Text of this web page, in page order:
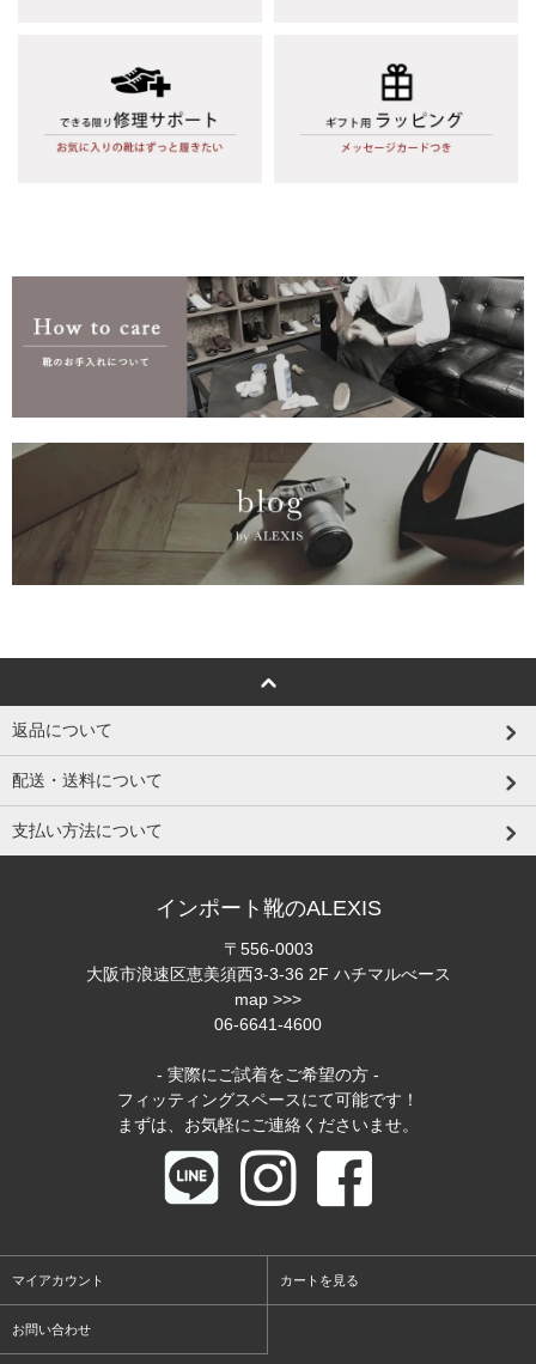
返品について
配送・送料について
支払い方法について
インポート靴のALEXIS
〒556-0003
大阪市浪速区恵美須西3-3-36 2F ハチマルべース
map >>>
06-6641-4600
- 実際にご試着をご希望の方 -
フィッティングスペースにて可能です！
まずは、お気軽にご連絡くださいませ。
マイアカウント カートを見る
お問い合わせ